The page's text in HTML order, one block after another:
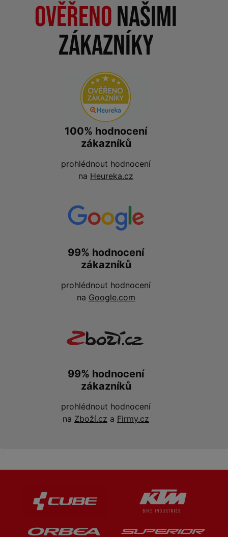
Ověřenonašimi
zákazníky
100% hodnocení
zákazníků
prohlédnout hodnocení
na Heureka.cz
99% hodnocení
zákazníků
prohlédnout hodnocení
na Google.com
99% hodnocení
zákazníků
prohlédnout hodnocení
na Zboží.cz a Firmy.cz